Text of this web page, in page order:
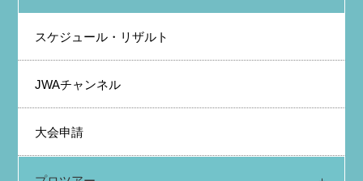
スケジュール・リザルト
JWAチャンネル
大会申請